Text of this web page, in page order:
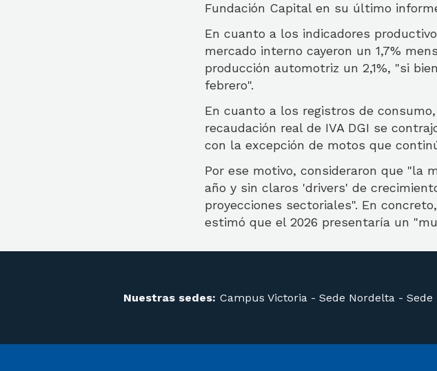
Fundación Capital en su último
En cuanto a los indicadores
mercado interno cayeron un 1,7%
producción automotriz un 2,1%, "si
febrero".
En cuanto a los registros de
recaudación real de IVA DGI se
con la excepción de motos que
Por ese motivo, consideraron que "la
año y sin claros 'drivers' de
proyecciones sectoriales". En
estimó que el 2026 presentaría un
Nuestras sedes: Campus Victoria - Sede Nordelta - Sede